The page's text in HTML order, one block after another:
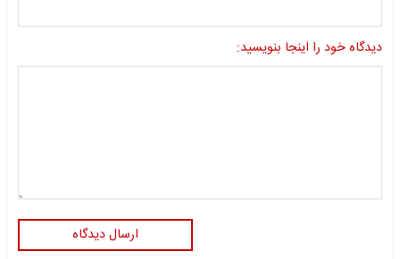
دیدگاه خود را اینجا بنویسید:
ارسال دیدگاه